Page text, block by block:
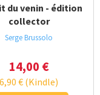
du venin - édition
collector
Serge Brussolo
14,00 €
6,90€ (Kindle)